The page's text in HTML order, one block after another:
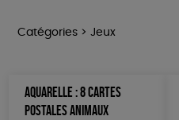
Catégories > Jeux
ACCESSOIRES
Par défaut
Prix
AQUARELLE : 8 CARTES
POSTALES ANIMAUX